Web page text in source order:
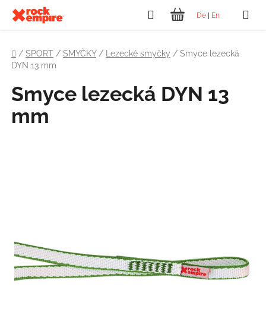
obsah
De En
Hledat
NÁKUPNÍ
KOŠÍK
Domů
/ SPORT / SMYČKY / Lezecké smyčky / Smyce lezecká
DYN 13 mm
Smyce lezecká DYN 13
mm